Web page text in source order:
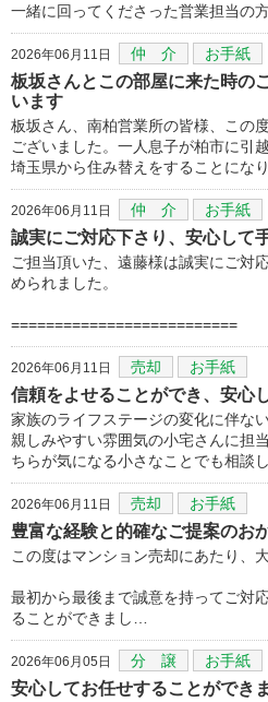
一緒に回ってくださった営業担当の
2026年06月11日 仲 介 お手紙
板坂さんとこの部屋に来た時の
います
板坂さん、南柏営業所の皆様、この
ございました。一人息子が柏市に引
埼玉県から住み替えをすることにな
2026年06月11日 仲 介 お手紙
誠実にご対応下さり、安心して
ご担当頂いた、遠藤様は誠実にご対
められました。
==========================
2026年06月11日 売却 お手紙
信頼をよせることができ、安心
家族のライフステージの変化に伴な
親しみやすい雰囲気の小宅さんに担
ちらが気になる小さなことでも相談
2026年06月11日 売却 お手紙
豊富な経験と的確なご提案のお
この度はマンション売却にあたり、
最初から最後まで誠意を持ってご対
ることができまし…
2026年06月05日 分 譲 お手紙
安心してお任せすることができ